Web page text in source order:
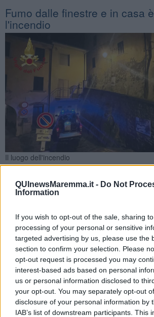
QUInewsMaremma.it - Do Not
Information
If you wish to opt-out of the sale, sharing
processing of your personal or sensitive
targeted advertising by us, please use the
section to confirm your selection. Please
opt-out request is processed you may
interest-based ads based on personal
us or personal information disclosed to
your opt-out. You may separately opt-out
disclosure of your personal information by
IAB’s list of downstream participants. This
Fumo dalle finestre e in casa
l'incendio
Il luogo dell'incendio
hanno avuto ragione del rogo hanno
strutture portanti
CASTIGLIONE DELLA PESCAIA —Il fumo
in allarme i vicini. E in effetti in quella casa di
della Pescaia, era scoppiato un incendio che
compromesso anche le strutture portanti
trave in particolare.
Paura ieri sera nel centro storico del borgo. E'